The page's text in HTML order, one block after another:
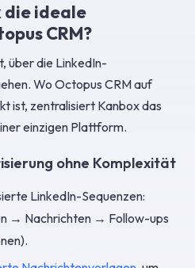
die ideale
CRM?
über die LinkedIn-
Wo Octopus CRM auf
ist, zentralisiert Kanbox das
einzigen Plattform.
ohne Komplexität
LinkedIn-Sequenzen:
→ Nachrichten → Follow-ups